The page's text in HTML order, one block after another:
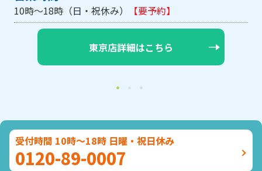
・祝休み）【要予約】
東京店詳細はこちら
受付時間 10時～18時 日曜・祝日休み
0120-89-0007